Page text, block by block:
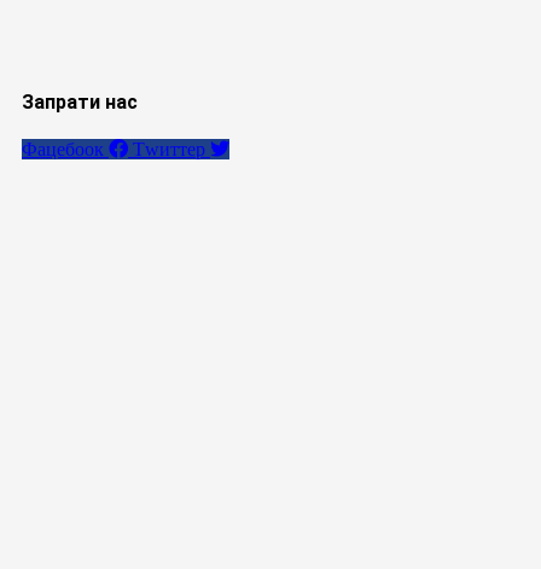
Запрати нас
Фацебоок Тwиттер